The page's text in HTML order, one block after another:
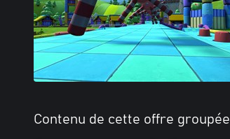
Contenu de cette offre groupée